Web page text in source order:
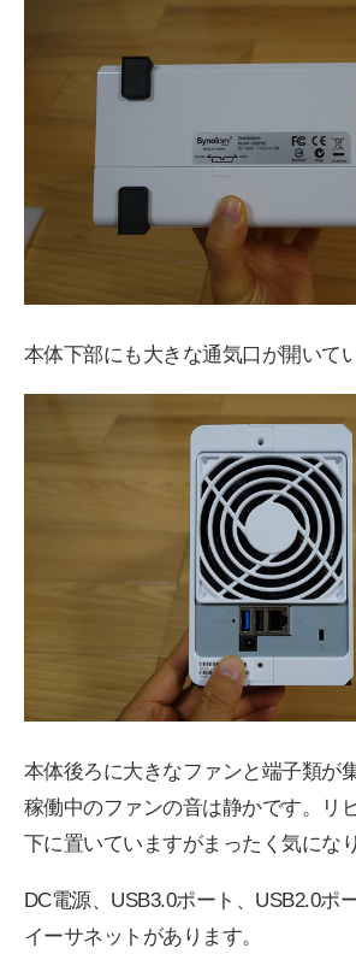
本体下部にも大きな通気口が開いて
本体後ろに大きなファンと端子類が
稼働中のファンの音は静かです。リ
下に置いていますがまったく気にな
DC電源、USB3.0ポート、USB2.0ポ
イーサネットがあります。